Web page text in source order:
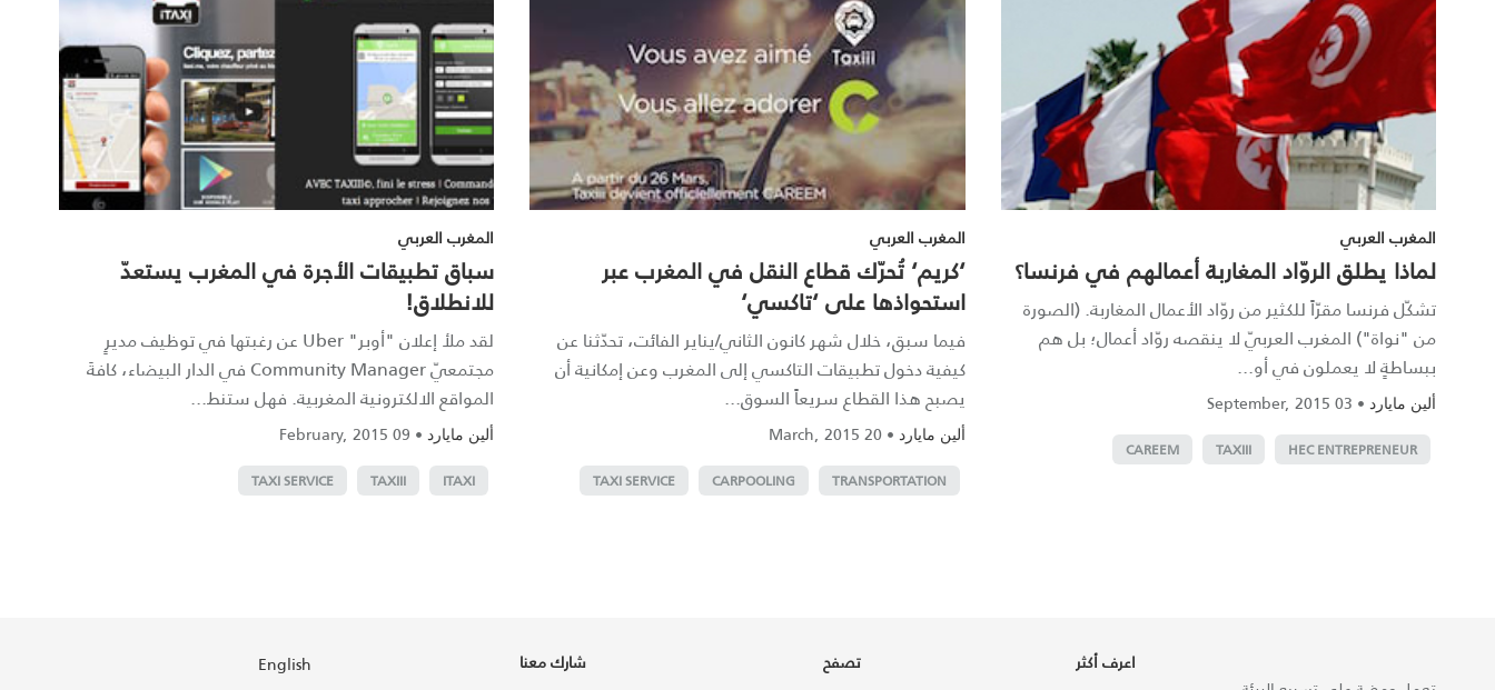
المغرب العربي
لماذا يطلق الروّاد المغاربة أعمالهم في فرنسا؟
تشكّل فرنسا مقرّاً للكثير من روّاد الأعمال المغاربة. (الصورة
من "نواة") المغرب العربيّ لا ينقصه روّاد أعمال؛ بل هم
ببساطةٍ لا يعملون في أو...
ألين مايارد •
03 September, 2015
HEC ENTREPRENEUR
TAXIII
CAREEM
المغرب العربي
‘كريم‘ تُحرّك قطاع النقل في المغرب عبر
استحواذها على ‘تاكسي‘
فيما سبق، خلال شهر كانون الثاني/يناير الفائت، تحدّثنا عن
كيفية دخول تطبيقات التاكسي إلى المغرب وعن إمكانية أن
يصبح هذا القطاع سريعاً السوق...
ألين مايارد •
20 March, 2015
TRANSPORTATION
CARPOOLING
TAXI SERVICE
المغرب العربي
سباق تطبيقات الأجرة في المغرب يستعدّ
للانطلاق!‎
لقد ملأ إعلان "أوبر" Uber عن رغبتها في توظيف مديرٍ
مجتمعيّ Community Manager في الدار البيضاء، كافةَ
المواقع الالكترونية المغربية. فهل ستنط...
ألين مايارد •
09 February, 2015
ITAXI
TAXIII
TAXI SERVICE
اعرف أكثر
تصفح
شارك معنا
English